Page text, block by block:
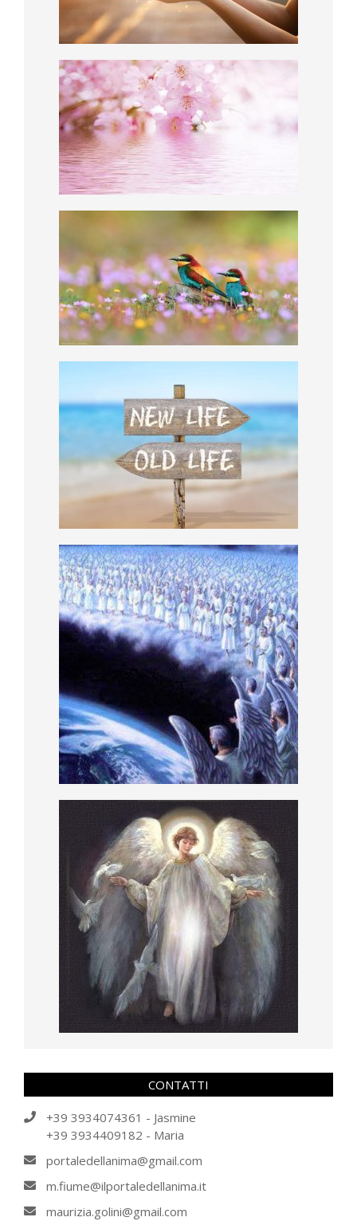
CONTATTI
+39 3934074361 - Jasmine
+39 3934409182 - Maria
portaledellanima@gmail.com
m.fiume@ilportaledellanima.it
maurizia.golini@gmail.com